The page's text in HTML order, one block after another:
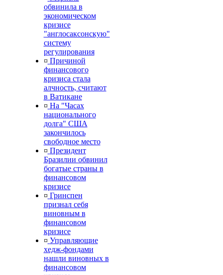
обвинила в
экономическом
кризисе
"англосаксонскую"
систему
регулирования
¤ Причиной
финансового
кризиса стала
алчность, считают
в Ватикане
¤ На "Часах
национального
долга" США
закончилось
свободное место
¤ Президент
Бразилии обвинил
богатые страны в
финансовом
кризисе
¤ Гринспен
признал себя
виновным в
финансовом
кризисе
¤ Управляющие
хедж-фондами
нашли виновных в
финансовом